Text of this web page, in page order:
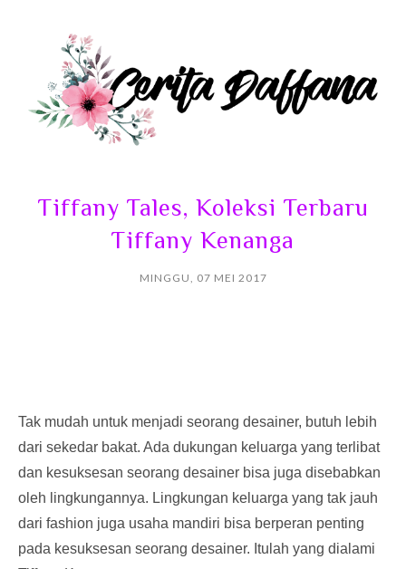
Tiffany Tales, Koleksi Terbaru
Tiffany Kenanga
MINGGU, 07 MEI 2017
Tak mudah untuk menjadi seorang desainer, butuh lebih
dari sekedar bakat. Ada dukungan keluarga yang terlibat
dan kesuksesan seorang desainer bisa juga disebabkan
oleh lingkungannya. Lingkungan keluarga yang tak jauh
dari fashion juga usaha mandiri bisa berperan penting
pada kesuksesan seorang desainer. Itulah yang dialami